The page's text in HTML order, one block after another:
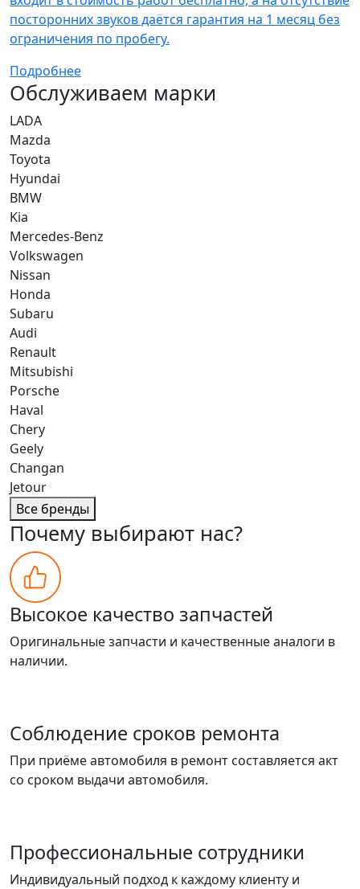
посторонних звуков даётся гарантия на 1 месяц без
ограничения по пробегу.
Подробнее
Обслуживаем марки
LADA
Mazda
Toyota
Hyundai
BMW
Kia
Mercedes-Benz
Volkswagen
Nissan
Honda
Subaru
Audi
Renault
Mitsubishi
Porsche
Haval
Chery
Geely
Changan
Jetour
Все бренды
Почему выбирают нас?
Высокое качество запчастей
Оригинальные запчасти и качественные аналоги в
наличии.
Соблюдение сроков ремонта
При приёме автомобиля в ремонт составляется акт
со сроком выдачи автомобиля.
Профессиональные сотрудники
Индивидуальный подход к каждому клиенту и